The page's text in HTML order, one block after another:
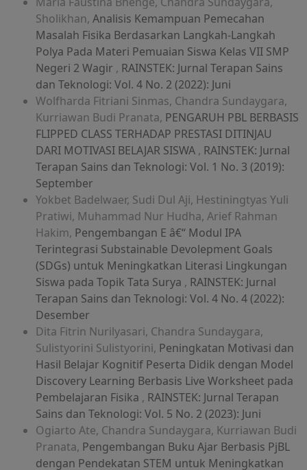
Sholikhan, Analisis Kemampuan Pemecahan
Masalah Fisika Berdasarkan Langkah-Langkah
Polya Pada Materi Pemuaian Siswa Kelas VII SMP
Negeri 2 Wagir , RAINSTEK: Jurnal Terapan Sains
dan Teknologi: Vol. 4 No. 2 (2022): Juni
Wolfharda Fitriani Sinmas, Chandra Sundaygara,
Kurriawan Budi Pranata, PENGARUH PBL BERBASIS
FLIPPED CLASS TERHADAP PRESTASI DITINJAU
DARI MOTIVASI BELAJAR SISWA , RAINSTEK: Jurnal
Terapan Sains dan Teknologi: Vol. 1 No. 3 (2019):
September
Yokbet Badelwaer, Sudi Dul Aji, Hestiningtyas Yuli
Pratiwi, Muhammad Nur Hudha, Arief Rahman
Hakim, Pengembangan E â€“ Modul IPA
Terintegrasi Substainable Devolepment Goals
(SDGs) untuk Meningkatkan Literasi Lingkungan
Siswa pada Topik Tata Surya , RAINSTEK: Jurnal
Terapan Sains dan Teknologi: Vol. 4 No. 4 (2022):
Desember
Dita Fitrin Nurilyasari, Chandra Sundaygara,
Sulistyorini Sulistyorini, Peningkatan Motivasi dan
Hasil Belajar Kognitif Peserta Didik dengan Model
Discovery Learning Berbasis Live Worksheet pada
Pembelajaran Fisika , RAINSTEK: Jurnal Terapan
Sains dan Teknologi: Vol. 5 No. 2 (2023): Juni
Ogiarto Ate, Chandra Sundaygara, Kurriawan Budi
Pranata, Pengembangan Buku Ajar Berbasis PjBL
dengan Pendekatan STEM untuk Meningkatkan